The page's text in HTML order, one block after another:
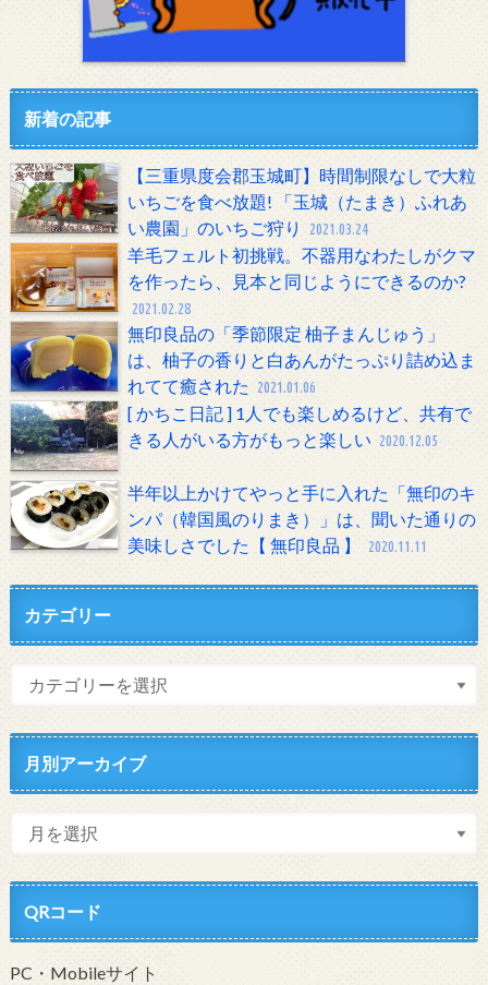
新着の記事
【三重県度会郡玉城町】時間制限なしで大粒
いちごを食べ放題! 「玉城（たまき）ふれあ
い農園」のいちご狩り
2021.03.24
羊毛フェルト初挑戦。不器用なわたしがクマ
を作ったら、見本と同じようにできるのか?
2021.02.28
無印良品の「季節限定 柚子まんじゅう」
は、柚子の香りと白あんがたっぷり詰め込ま
れてて癒された
2021.01.06
[ かちこ日記 ] 1人でも楽しめるけど、共有で
きる人がいる方がもっと楽しい 2020.12.05
半年以上かけてやっと手に入れた「無印のキ
ンパ（韓国風のりまき）」は、聞いた通りの
美味しさでした【 無印良品 】
2020.11.11
カテゴリー
月別アーカイブ
QRコード
PC・Mobileサイト